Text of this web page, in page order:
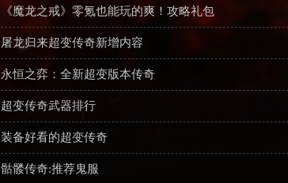
《魔龙之戒》零氪也能玩的爽！攻略礼包
屠龙归来超变传奇新增内容
永恒之弈：全新超变版本传奇
超变传奇武器排行
装备好看的超变传奇
骷髅传奇:推荐鬼服